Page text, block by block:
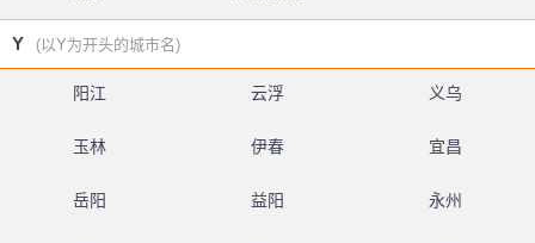
Y (以Y为开头的城市名)
阳江 云浮 义乌
玉林 伊春 宜昌
岳阳 益阳 永州